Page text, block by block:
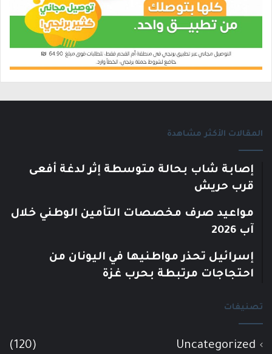
المقالات الأكثر مشاهدة
إصابة شاب بحالة متوسطة إثر لدغة أفعى
قرب حريش
مواعيد صرف مخصصات التأمين الوطني خلال
آب 2026
إسرائيل تحذر مواطنيها في اليونان من
احتجاجات مرتبطة بحرب غزة
تصنيفات
Uncategorized
(120)